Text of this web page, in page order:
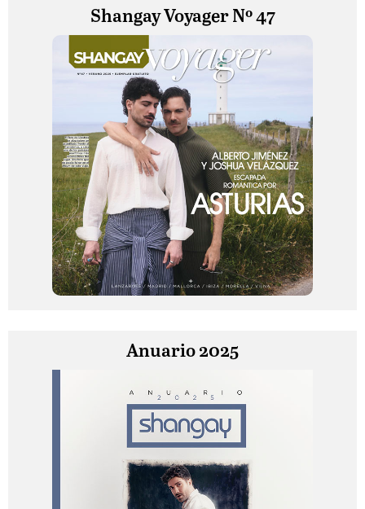
Shangay Voyager Nº 47
Anuario 2025